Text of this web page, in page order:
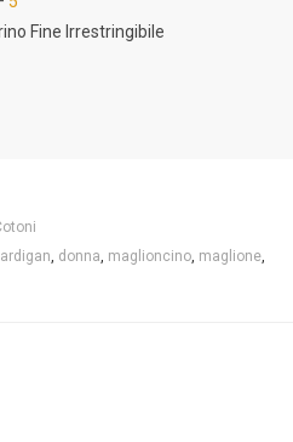
Fine Irrestringibile
donna maglioncino maglione